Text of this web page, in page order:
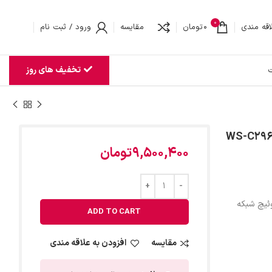
مندی 0
0تومان مقایسه ورود / ثبت نام
تخفیف های روز
شبکه
9,500,400تومان
ADD TO CART
مقایسه افزودن به علاقه مندی